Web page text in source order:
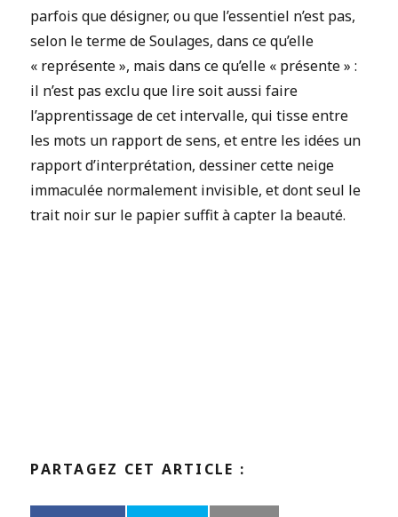
parfois que désigner, ou que l’essentiel n’est pas,
selon le terme de Soulages, dans ce qu’elle
« représente », mais dans ce qu’elle « présente » :
il n’est pas exclu que lire soit aussi faire
l’apprentissage de cet intervalle, qui tisse entre
les mots un rapport de sens, et entre les idées un
rapport d’interprétation, dessiner cette neige
immaculée normalement invisible, et dont seul le
trait noir sur le papier suffit à capter la beauté.
PARTAGEZ CET ARTICLE :